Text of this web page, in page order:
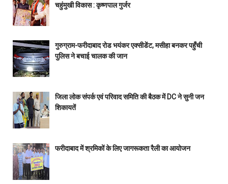
चहुंमुखी विकास : कृष्णपाल गुर्जर
गुरुग्राम-फरीदाबाद रोड भयंकर एक्सीडेंट, मसीहा बनकर पहुँची
पुलिस ने बचाई चालक की जान
जिला लोक संपर्क एवं परिवाद समिति की बैठक में DC ने सुनी जन
शिकायतें
फरीदाबाद में श्रमिकों के लिए जागरूकता रैली का आयोजन